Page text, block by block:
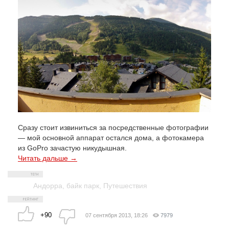
Сразу стоит извиниться за посредственные фотографии
— мой основной аппарат остался дома, а фотокамера
из GoPro зачастую никудышная.
Читать дальше →
Андорра байк парк Путешествия
+90 07 сентября 2013, 18:26 7979